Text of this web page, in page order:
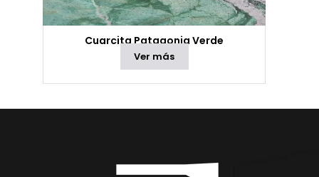
Cuarcita Patagonia Verde
Ver más